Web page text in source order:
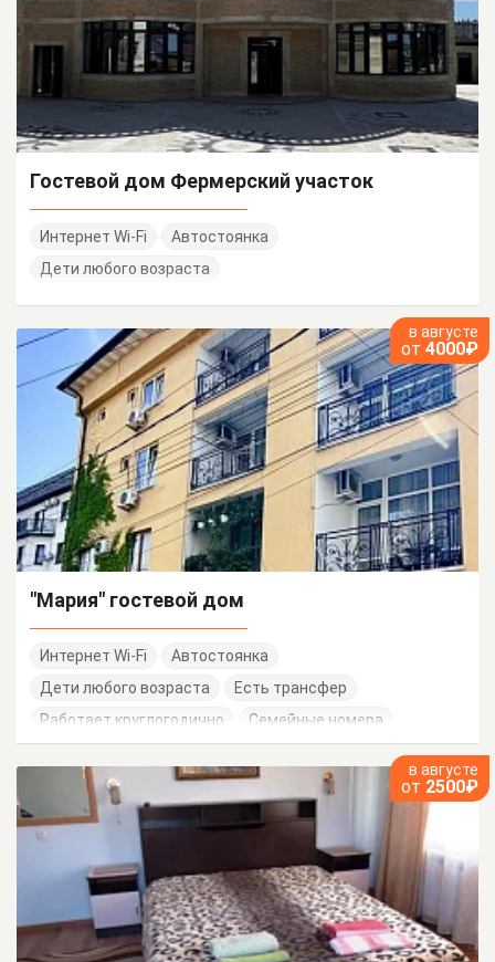
Гостевой дом Фермерский участок
Интернет Wi-Fi
Автостоянка
Дети любого возраста
в августе
от 4000₽
"Мария" гостевой дом
Интернет Wi-Fi
Автостоянка
Дети любого возраста
Есть трансфер
Работает круглогодично
Семейные номера
в августе
от 2500₽